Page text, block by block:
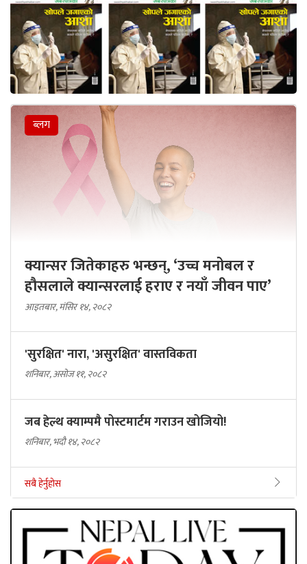
ब्लग
क्यान्सर जितेकाहरु भन्छन्, ‘उच्च मनोबल र
हौसलाले क्यान्सरलाई हराए र नयाँ जीवन पाए’
आइतबार, मंसिर १४, २०८२
'सुरक्षित' नारा, 'असुरक्षित' वास्तविकता
शनिबार, असोज ११, २०८२
जब हेल्थ क्याम्पमै पोस्टमार्टम गराउन खोजियो!
शनिबार, भदौ १४, २०८२
सबै हेर्नुहोस